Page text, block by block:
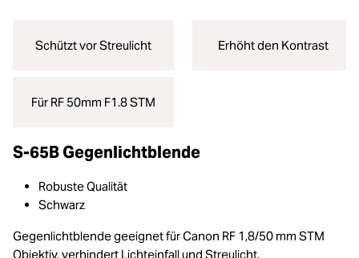
Schützt vor Streulicht Erhöht den Kontrast
Für RF 50mm F1.8 STM
S-65B Gegenlichtblende
Robuste Qualität
Schwarz
Gegenlichtblende geeignet für Canon RF 1,8/50 mm STM
Objektiv, verhindert Lichteinfall und Streulicht.